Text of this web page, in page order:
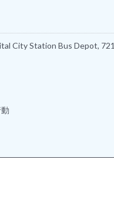
City Station Bus Depot, 721